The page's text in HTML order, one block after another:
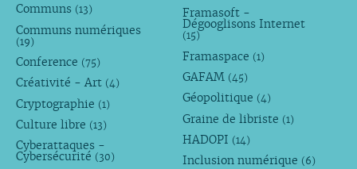
Communs (13)
Communs numériques
(19)
Conference (75)
Créativité - Art (4)
Cryptographie (1)
Culture libre (13)
Cyberattaques -
Cybersécurité (30)
Framasoft -
Dégooglisons Internet
(15)
Framaspace (1)
GAFAM (45)
Géopolitique (4)
Graine de libriste (1)
HADOPI (14)
Inclusion numérique (6)